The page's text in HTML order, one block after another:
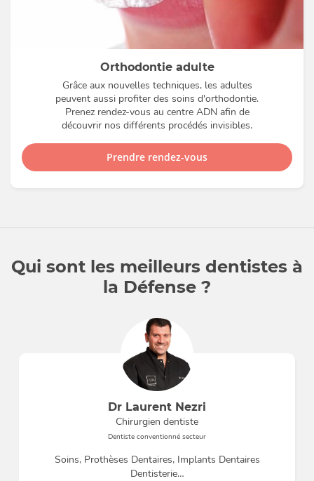
Orthodontie adulte
Grâce aux nouvelles techniques, les adultes
peuvent aussi profiter des soins d'orthodontie.
Prenez rendez-vous au centre ADN afin de
découvrir nos différents procédés invisibles.
Prendre rendez-vous
Qui sont les meilleurs dentistes à
la Défense ?
Dr Laurent Nezri
Chirurgien dentiste
Dentiste conventionné secteur
Soins, Prothèses Dentaires, Implants Dentaires
Dentisterie…